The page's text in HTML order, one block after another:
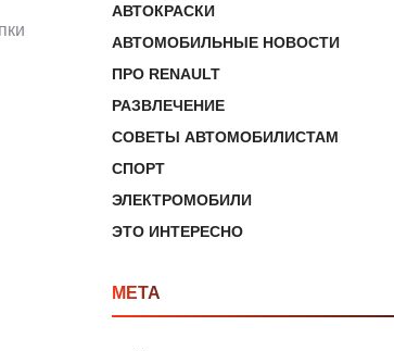
АВТОКРАСКИ
АВТОМОБИЛЬНЫЕ НОВОСТИ
ПРО RENAULT
РАЗВЛЕЧЕНИЕ
СОВЕТЫ АВТОМОБИЛИСТАМ
СПОРТ
ЭЛЕКТРОМОБИЛИ
ЭТО ИНТЕРЕСНО
МЕТА